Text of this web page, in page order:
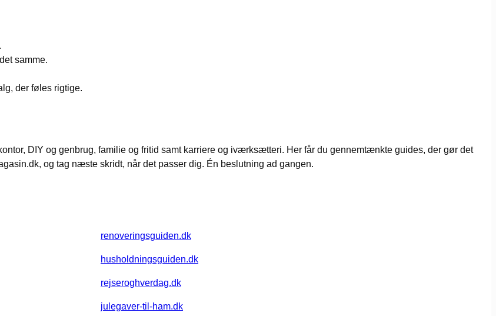
samme.
der føles rigtige.
DIY og genbrug, familie og fritid samt karriere og iværksætteri. Her får du gennemtænkte guides, der gør det
og tag næste skridt, når det passer dig. Én beslutning ad gangen.
renoveringsguiden.dk
husholdningsguiden.dk
rejseroghverdag.dk
julegaver-til-ham.dk